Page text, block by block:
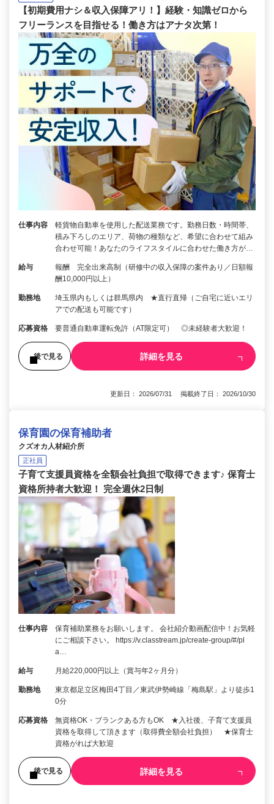
【初期費用ナシ＆収入保障アリ！】経験・知識ゼロから
フリーランスを目指せる！働き方はアナタ次第！
仕事内容
軽貨物自動車を使用した配送業務です。勤務日数・時間帯、
積み下ろしのエリア、荷物の種類など、希望に合わせて組み
合わせ可能！あなたのライフスタイルに合わせた働き方が…
給与
報酬 完全出来高制（研修中の収入保障の案件あり／日額報
酬10,000円以上）
勤務地
埼玉県内もしくは群馬県内 ★直行直帰（ご自宅に近いエリ
アでの配送も可能です）
応募資格 要普通自動車運転免許（AT限定可） ◎未経験者大歓迎！
後で見る 詳細を見る
更新日： 2026/07/31 掲載終了日： 2026/10/30
保育園の保育補助者
クズオカ人材紹介所
正社員
子育て支援員資格を全額会社負担で取得できます♪ 保育士
資格所持者大歓迎！ 完全週休2日制
仕事内容
保育補助業務をお願いします。 会社紹介動画配信中！お気軽
にご相談下さい。 https://v.classtream.jp/create-group/#/pl
a…
給与 月給220,000円以上（賞与年2ヶ月分）
勤務地
東京都足立区梅田4丁目／東武伊勢崎線「梅島駅」より徒歩1
0分
応募資格
無資格OK・ブランクある方もOK ★入社後、子育て支援員
資格を取得して頂きます（取得費全額会社負担） ★保育士
資格がれば大歓迎
後で見る 詳細を見る